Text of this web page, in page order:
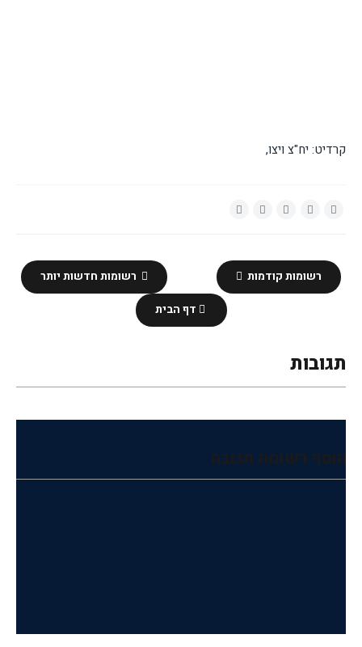
קרדיט: יח"צ ויצו,
רשומות חדשות יותר רשומות קודמות
דף הבית
תגובות
הוסף רשומת תגובה